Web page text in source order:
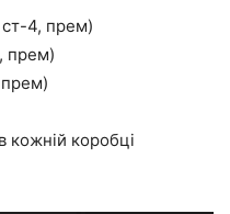
ст-4, прем)
прем)
кожній коробці